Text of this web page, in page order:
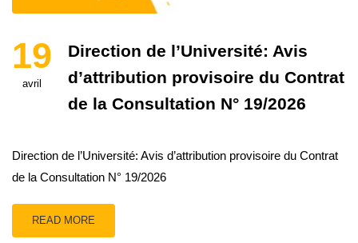
19
avril
Direction de l’Université: Avis
d’attribution provisoire du Contrat
de la Consultation N° 19/2026
Direction de l’Université: Avis d’attribution provisoire du Contrat
de la Consultation N° 19/2026
READ MORE